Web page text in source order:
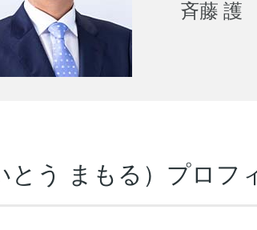
斉藤 護
とう まもる）プロフ